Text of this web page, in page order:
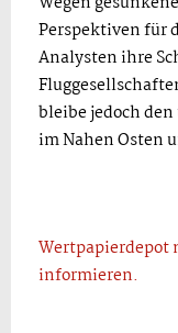
Perspektiven für
Analysten ihre
bleibe jedoch
im Nahen Osten
Wertpapierdepot
informieren.